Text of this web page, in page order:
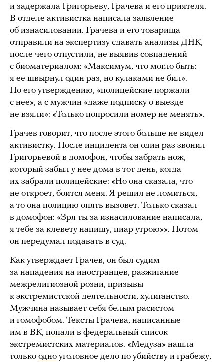
и задержала Григорьеву, Грачева и его приятеля.
В отделе активистка написала заявление
об изнасиловании. Грачева и его товарища
отправили на экспертизу сдавать анализы ДНК,
после чего отпустили, не выявив совпадений
с биоматериалом: «Максимум, что могло быть:
я ее швырнул один раз, но кулаками не бил».
По его утверждению, «полицейские поржали
с нее», а с мужчин «даже подписку о выезде
не взяли»: «Только попросили номер не менять».
Грачев говорит, что после этого больше не видел
активистку. После инцидента он один раз звонил
Григорьевой в домофон, чтобы забрать нож,
который забыл у нее дома в тот день, когда
их забрали полицейские: «Но она сказала, что
не откроет, боится меня. Я решил не ломиться,
а то она полицию опять вызовет. Только сказал
в домофон: «Зря ты за изнасилование написала,
я тебе за клевету напишу, пиар утрою»». Потом
он передумал подавать в суд.
Как утверждает Грачев, он был судим
за нападения на иностранцев, разжигание
межрелигиозной розни, призывы
к экстремистской деятельности, хулиганство.
Мужчина называет себя белым расистом
и гомофобом. Тексты Грачева, написанные
им в ВК, попали в федеральный список
экстремистских материалов. «Медуза» нашла
только одно уголовное дело по убийству и грабежу,